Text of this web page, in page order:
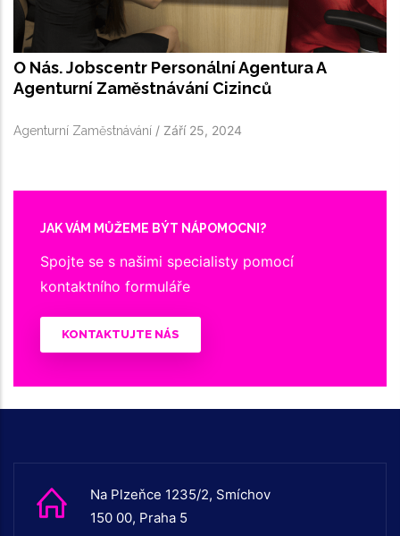
O Nás. Jobscentr Personální Agentura A
Agenturní Zaměstnávání Cizinců
Agenturní Zaměstnávání / Září 25, 2024
JAK VÁM MŮŽEME BÝT NÁPOMOCNI?
Spojte se s našimi specialisty pomocí
kontaktního formuláře
KONTAKTUJTE NÁS
Na Plzeňce 1235/2, Smíchov
150 00, Praha 5